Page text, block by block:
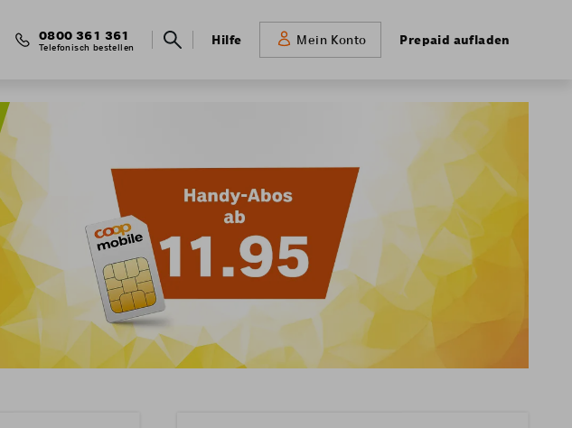
0800 361 361
Telefonisch bestellen
navigation
Hilfe Mein Konto Prepaid aufladen